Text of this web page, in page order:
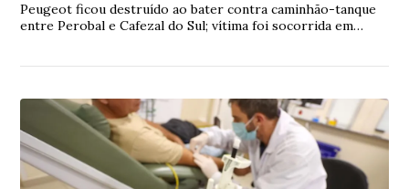
Peugeot ficou destruído ao bater contra caminhão-tanque
entre Perobal e Cafezal do Sul; vítima foi socorrida em